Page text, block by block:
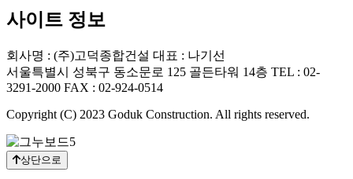
사이트 정보
회사명 : (주)고덕종합건설 대표 : 나기선
서울특별시 성북구 동소문로 125 골든타워 14층 TEL : 02-
3291-2000 FAX : 02-924-0514
Copyright (C) 2023 Goduk Construction. All rights reserved.
상단으로